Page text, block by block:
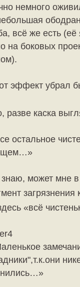
немного
всё же есть
на боковых
эффект убрал
разве каска
остальное
может мне
загрязнения
«всё